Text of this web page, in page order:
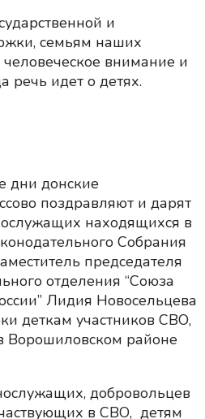
и
семьям наших
внимание и
речь идет о детях.
дни донские
поздравляют и дарят
находящихся в
Собрания
председателя
отделения “Союза
Лидия Новосельцева
деткам участников СВО,
Ворошиловском районе
добровольцев
в СВО, детям